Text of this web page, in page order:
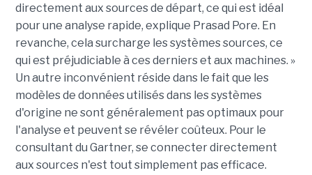
directement aux sources de départ, ce qui est idéal
pour une analyse rapide, explique Prasad Pore. En
revanche, cela surcharge les systèmes sources, ce
qui est préjudiciable à ces derniers et aux machines. »
Un autre inconvénient réside dans le fait que les
modèles de données utilisés dans les systèmes
d'origine ne sont généralement pas optimaux pour
l'analyse et peuvent se révéler coûteux. Pour le
consultant du Gartner, se connecter directement
aux sources n'est tout simplement pas efficace.